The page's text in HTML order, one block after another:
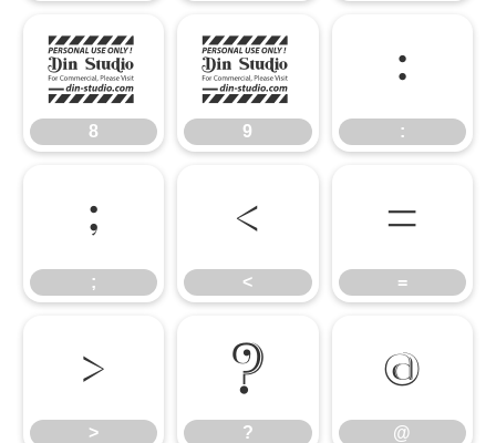
8
8
9
9
:
:
;
;
<
<
=
=
>
>
?
?
@
@